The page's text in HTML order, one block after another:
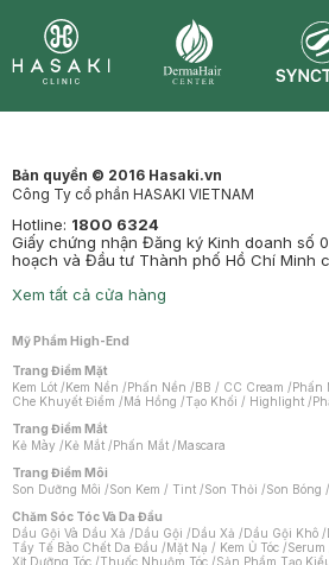
Bản quyền © 2016 Hasaki.vn
Công Ty cổ phần HASAKI VIETNAM
Hotline: 1800 6324
Giấy chứng nhận Đăng ký Kinh doanh số
hoạch và Đầu tư Thành phố Hồ Chí Minh
Xem tất cả cửa hàng
Mỹ Phẩm High-End
Trang Điểm Mặt
Kem Lót /Kem Nền /Phấn Nền /BB / CC Cream /Phấn
Che Khuyết Điểm /Má Hồng /Tạo Khối / Highlight /
Trang Điểm Mắt
Kẻ Mày /Kẻ Mắt /Phấn Mắt /Mascara
Trang Điểm Môi
Son Dưỡng Môi /Son Kem / Tint /Son Thỏi /Son Bóng /
Chăm Sóc Tóc Và Da Đầu
Dầu Gội Và Dầu Xả /Dầu Gội /Dầu Xả /Dầu Gội Khô /
Tẩy Tế Bào Chết Da Đầu /Mặt Nạ / Kem Ủ Tóc /
Xịt Dưỡng Tóc /Thuốc Nhuộm Tóc /Sản Phẩm Tạo